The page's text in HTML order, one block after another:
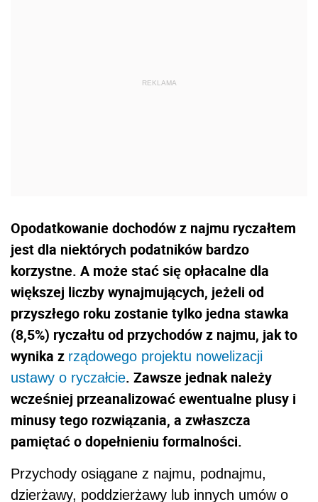
Opodatkowanie dochodów z najmu ryczałtem
jest dla niektórych podatników bardzo
korzystne. A może stać się opłacalne dla
większej liczby wynajmujących, jeżeli od
przyszłego roku zostanie tylko jedna stawka
(8,5%) ryczałtu od przychodów z najmu, jak to
wynika z rządowego projektu nowelizacji
ustawy o ryczałcie. Zawsze jednak należy
wcześniej przeanalizować ewentualne plusy i
minusy tego rozwiązania, a zwłaszcza
pamiętać o dopełnieniu formalności.
Przychody osiągane z najmu, podnajmu,
dzierżawy, poddzierżawy lub innych umów o